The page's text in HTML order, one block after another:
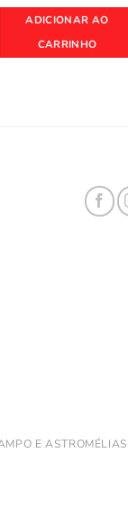
ADICIONAR AO
CARRINHO
E ASTROMÉLIAS